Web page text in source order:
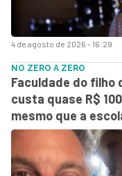
4 de agosto de 2026 - 16:29
NO ZERO A ZERO
Faculdade do filho
custa quase R$
mesmo que a